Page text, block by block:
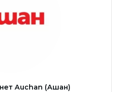
Аuchan (Ашан)